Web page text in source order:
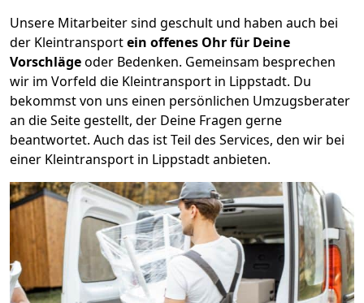
Unsere Mitarbeiter sind geschult und haben auch bei
der Kleintransportein offenes Ohr für Deine
Vorschlägeoder Bedenken. Gemeinsam besprechen
wir im Vorfeld die Kleintransport in Lippstadt. Du
bekommst von uns einen persönlichen Umzugsberater
an die Seite gestellt, der Deine Fragen gerne
beantwortet. Auch das ist Teil des Services, den wir bei
einer Kleintransport in Lippstadt anbieten.